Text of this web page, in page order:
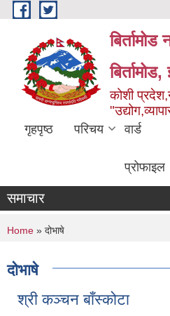
Skip to main content
बिर्तामोड,
कोशी
गृहपृष्ठ परिचय वार्ड
प्रोफाइल
समाचार
You are here
Home » दोभाषे
दोभाषे
श्री कञ्चन बाँस्कोटा